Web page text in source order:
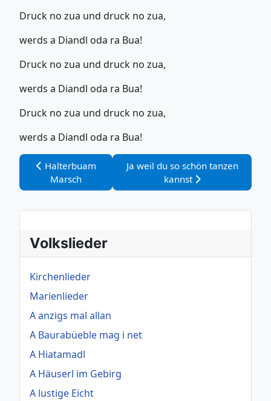
Druck no zua und druck no zua,
werds a Diandl oda ra Bua!
Druck no zua und druck no zua,
werds a Diandl oda ra Bua!
Druck no zua und druck no zua,
werds a Diandl oda ra Bua!
Vorheriger Beitrag: Halterbuam Marsch
Halterbuam
Marsch
Nächster Beitrag: Ja weil du so
Ja weil du so schön tanzen
kannst
Volkslieder
Kirchenlieder
Marienlieder
A anzigs mal allan
A Baurabüeble mag i net
A Hiatamadl
A Häuserl im Gebirg
A lustige Eicht